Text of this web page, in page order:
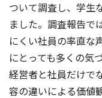
ついて調査し、学生
ました。調査報告で
にくい社員の率直な
にとっても多くの気
経営者と社員だけで
容の違いによる価値